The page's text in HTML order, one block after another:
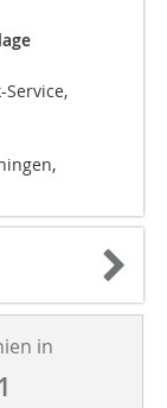
Service,
in